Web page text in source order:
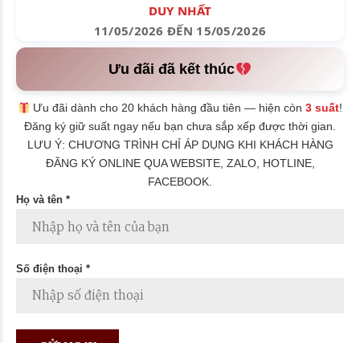
DUY NHẤT
11/05/2026 ĐẾN 15/05/2026
Ưu đãi đã kết thúc
Ưu đãi dành cho 20 khách hàng đầu tiên — hiện còn3 suất!
Đăng ký giữ suất ngay nếu bạn chưa sắp xếp được thời gian.
LƯU Ý: CHƯƠNG TRÌNH CHỈ ÁP DỤNG KHI KHÁCH HÀNG
ĐĂNG KÝ ONLINE QUA WEBSITE, ZALO, HOTLINE,
FACEBOOK.
Họ và tên *
Số điện thoại *